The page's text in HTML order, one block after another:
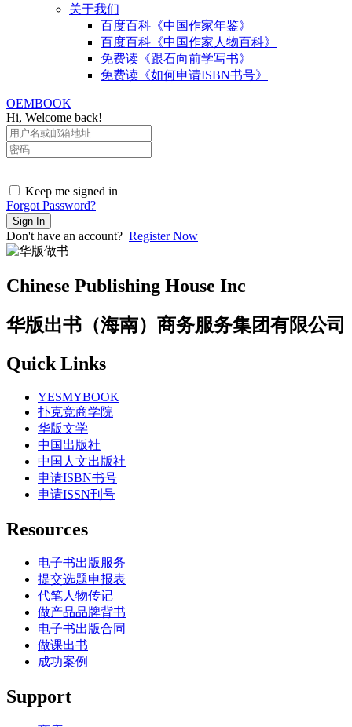
关于我们
百度百科《中国作家年鉴》
百度百科《中国作家人物百科》
免费读《跟石向前学写书》
免费读《如何申请ISBN书号》
OEMBOOK
Hi, Welcome back!
Keep me signed in
Forgot Password?
Sign In
Don't have an account? Register Now
Chinese Publishing House Inc
华版出书（海南）商务服务集团有限公司
Quick Links
YESMYBOOK
扑克竞商学院
华版文学
中国出版社
中国人文出版社
申请ISBN书号
申请ISSN刊号
Resources
电子书出版服务
提交选题申报表
代笔人物传记
做产品品牌背书
电子书出版合同
做课出书
成功案例
Support